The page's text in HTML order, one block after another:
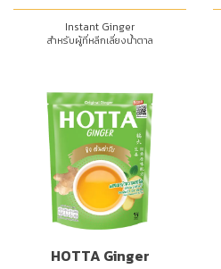
Instant Ginger
สำหรับผู้ที่หลีกเลี่ยงน้ำตาล
HOTTA Ginger